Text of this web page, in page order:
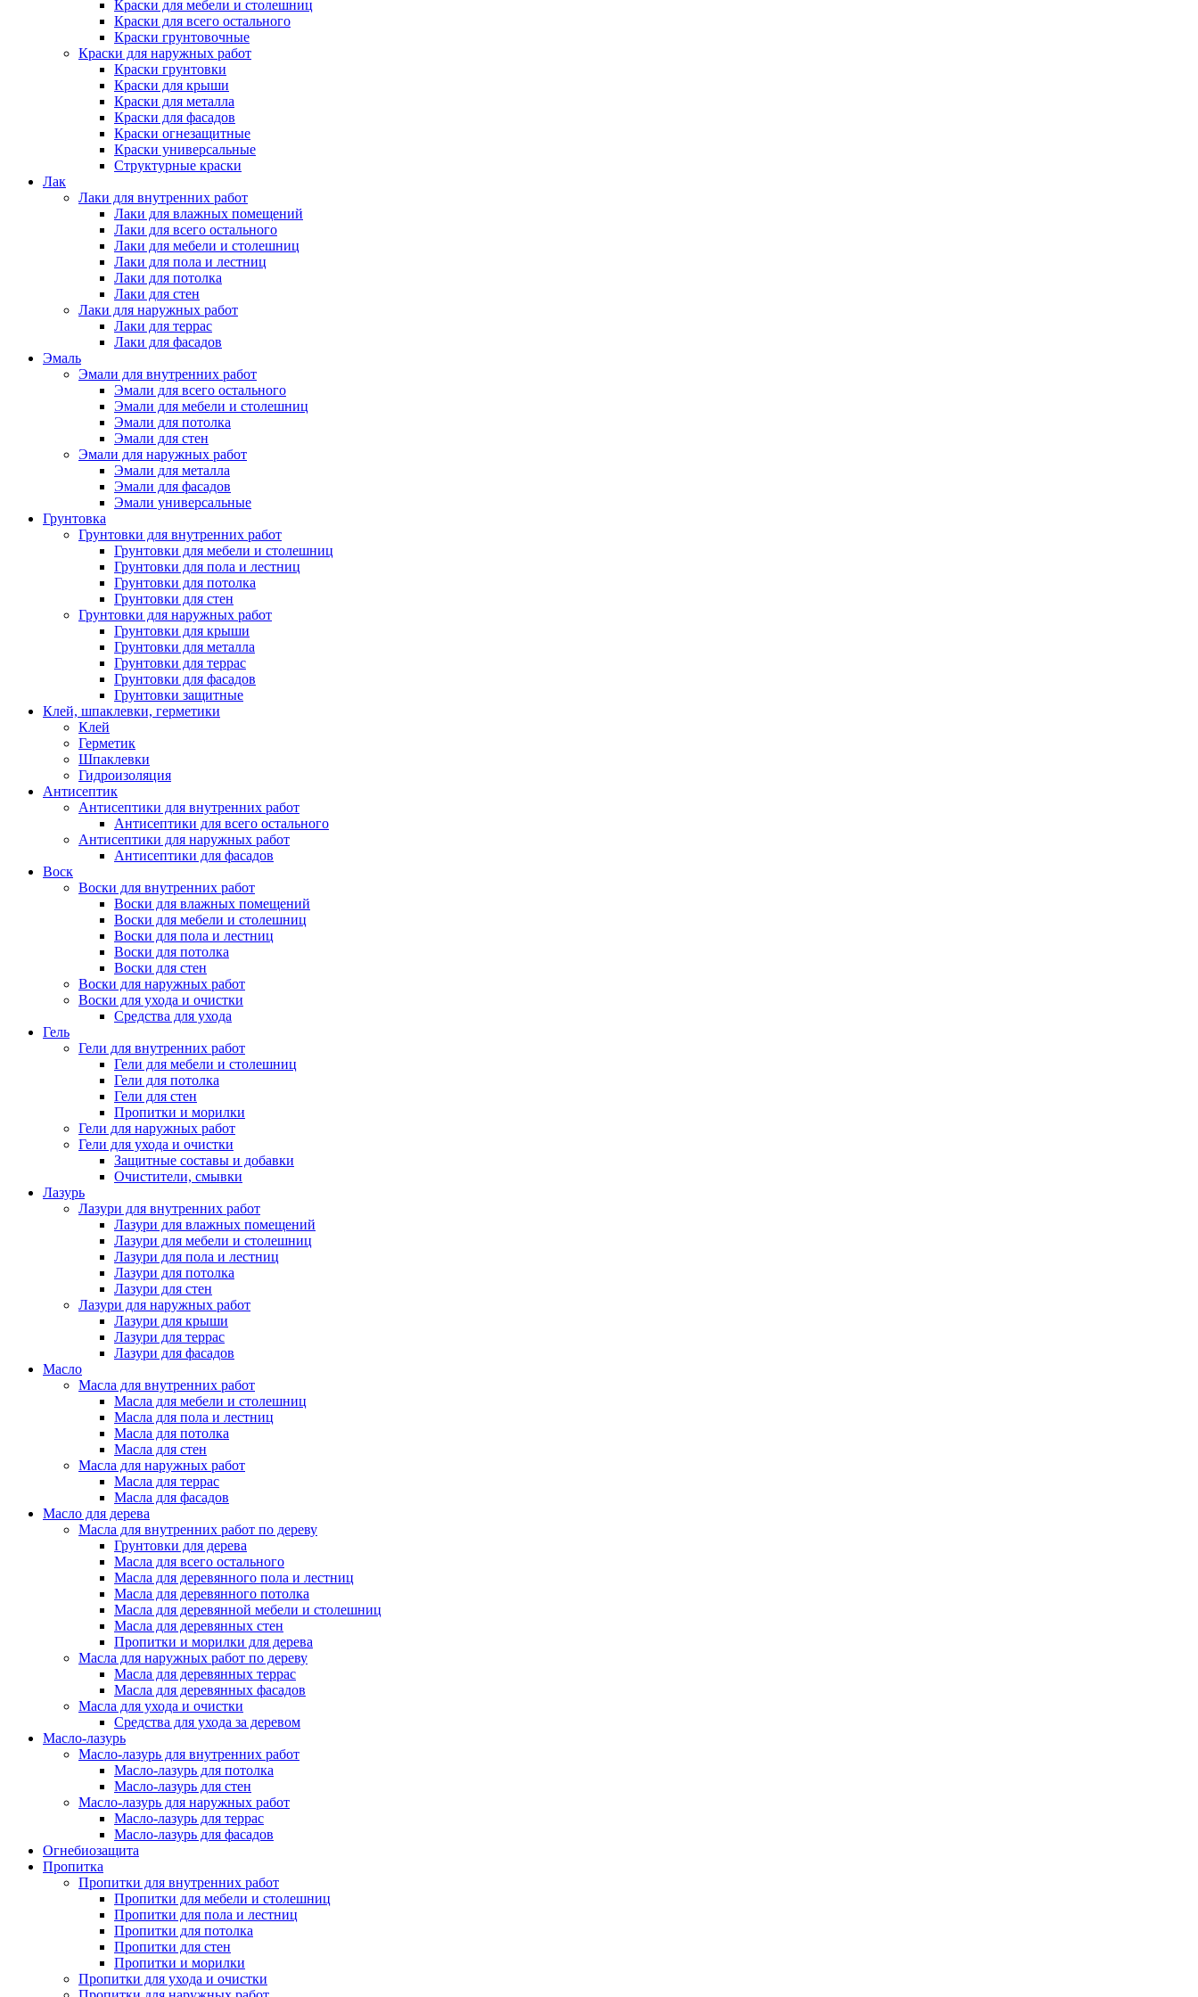
Краски для мебели и столешниц
Краски для всего остального
Краски грунтовочные
Краски для наружных работ
Краски грунтовки
Краски для крыши
Краски для металла
Краски для фасадов
Краски огнезащитные
Краски универсальные
Структурные краски
Лак
Лаки для внутренних работ
Лаки для влажных помещений
Лаки для всего остального
Лаки для мебели и столешниц
Лаки для пола и лестниц
Лаки для потолка
Лаки для стен
Лаки для наружных работ
Лаки для террас
Лаки для фасадов
Эмаль
Эмали для внутренних работ
Эмали для всего остального
Эмали для мебели и столешниц
Эмали для потолка
Эмали для стен
Эмали для наружных работ
Эмали для металла
Эмали для фасадов
Эмали универсальные
Грунтовка
Грунтовки для внутренних работ
Грунтовки для мебели и столешниц
Грунтовки для пола и лестниц
Грунтовки для потолка
Грунтовки для стен
Грунтовки для наружных работ
Грунтовки для крыши
Грунтовки для металла
Грунтовки для террас
Грунтовки для фасадов
Грунтовки защитные
Клей, шпаклевки, герметики
Клей
Герметик
Шпаклевки
Гидроизоляция
Антисептик
Антисептики для внутренних работ
Антисептики для всего остального
Антисептики для наружных работ
Антисептики для фасадов
Воск
Воски для внутренних работ
Воски для влажных помещений
Воски для мебели и столешниц
Воски для пола и лестниц
Воски для потолка
Воски для стен
Воски для наружных работ
Воски для ухода и очистки
Средства для ухода
Гель
Гели для внутренних работ
Гели для мебели и столешниц
Гели для потолка
Гели для стен
Пропитки и морилки
Гели для наружных работ
Гели для ухода и очистки
Защитные составы и добавки
Очистители, смывки
Лазурь
Лазури для внутренних работ
Лазури для влажных помещений
Лазури для мебели и столешниц
Лазури для пола и лестниц
Лазури для потолка
Лазури для стен
Лазури для наружных работ
Лазури для крыши
Лазури для террас
Лазури для фасадов
Масло
Масла для внутренних работ
Масла для мебели и столешниц
Масла для пола и лестниц
Масла для потолка
Масла для стен
Масла для наружных работ
Масла для террас
Масла для фасадов
Масло для дерева
Масла для внутренних работ по дереву
Грунтовки для дерева
Масла для всего остального
Масла для деревянного пола и лестниц
Масла для деревянного потолка
Масла для деревянной мебели и столешниц
Масла для деревянных стен
Пропитки и морилки для дерева
Масла для наружных работ по дереву
Масла для деревянных террас
Масла для деревянных фасадов
Масла для ухода и очистки
Средства для ухода за деревом
Масло-лазурь
Масло-лазурь для внутренних работ
Масло-лазурь для потолка
Масло-лазурь для стен
Масло-лазурь для наружных работ
Масло-лазурь для террас
Масло-лазурь для фасадов
Огнебиозащита
Пропитка
Пропитки для внутренних работ
Пропитки для мебели и столешниц
Пропитки для пола и лестниц
Пропитки для потолка
Пропитки для стен
Пропитки и морилки
Пропитки для ухода и очистки